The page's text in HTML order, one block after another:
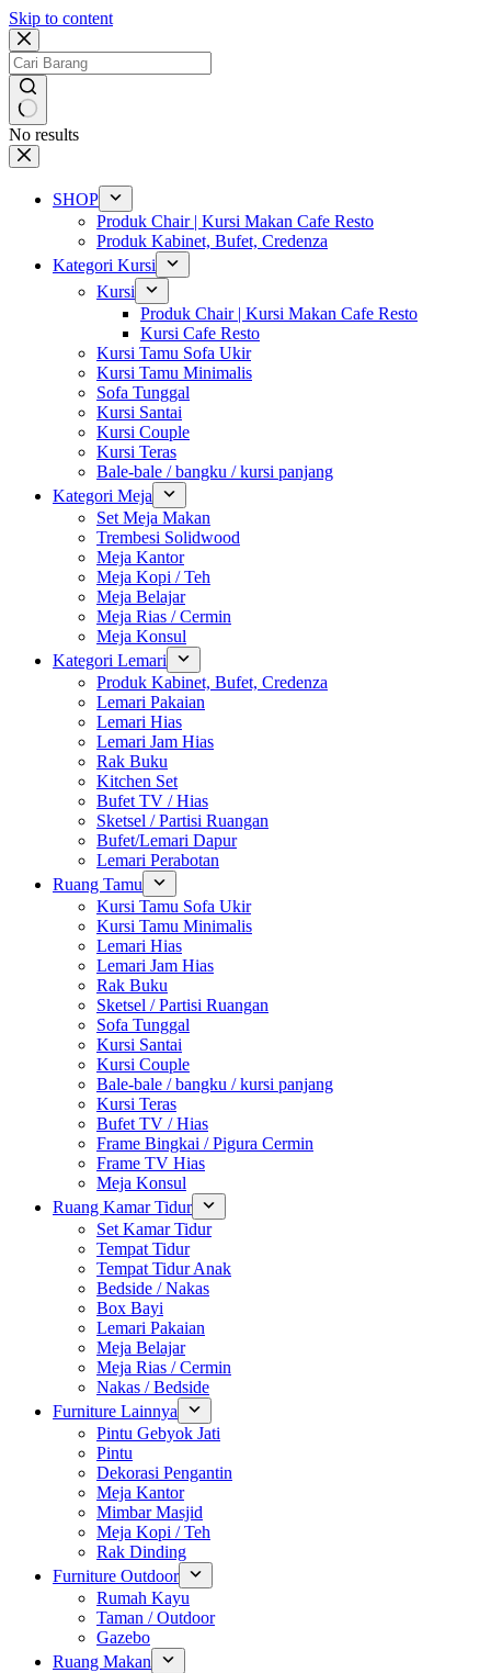
Skip to content
No results
SHOP
Produk Chair | Kursi Makan Cafe Resto
Produk Kabinet, Bufet, Credenza
Kategori Kursi
Kursi
Produk Chair | Kursi Makan Cafe Resto
Kursi Cafe Resto
Kursi Tamu Sofa Ukir
Kursi Tamu Minimalis
Sofa Tunggal
Kursi Santai
Kursi Couple
Kursi Teras
Bale-bale / bangku / kursi panjang
Kategori Meja
Set Meja Makan
Trembesi Solidwood
Meja Kantor
Meja Kopi / Teh
Meja Belajar
Meja Rias / Cermin
Meja Konsul
Kategori Lemari
Produk Kabinet, Bufet, Credenza
Lemari Pakaian
Lemari Hias
Lemari Jam Hias
Rak Buku
Kitchen Set
Bufet TV / Hias
Sketsel / Partisi Ruangan
Bufet/Lemari Dapur
Lemari Perabotan
Ruang Tamu
Kursi Tamu Sofa Ukir
Kursi Tamu Minimalis
Lemari Hias
Lemari Jam Hias
Rak Buku
Sketsel / Partisi Ruangan
Sofa Tunggal
Kursi Santai
Kursi Couple
Bale-bale / bangku / kursi panjang
Kursi Teras
Bufet TV / Hias
Frame Bingkai / Pigura Cermin
Frame TV Hias
Meja Konsul
Ruang Kamar Tidur
Set Kamar Tidur
Tempat Tidur
Tempat Tidur Anak
Bedside / Nakas
Box Bayi
Lemari Pakaian
Meja Belajar
Meja Rias / Cermin
Nakas / Bedside
Furniture Lainnya
Pintu Gebyok Jati
Pintu
Dekorasi Pengantin
Meja Kantor
Mimbar Masjid
Meja Kopi / Teh
Rak Dinding
Furniture Outdoor
Rumah Kayu
Taman / Outdoor
Gazebo
Ruang Makan